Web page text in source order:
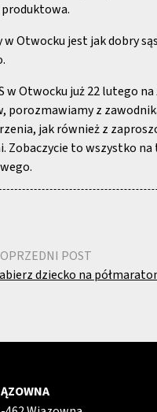
w Otwocku jest jak dobry
w Otwocku już 22 lutego
porozmawiamy z
jak również z
Zobaczycie to wszystko
POST
dziecko na